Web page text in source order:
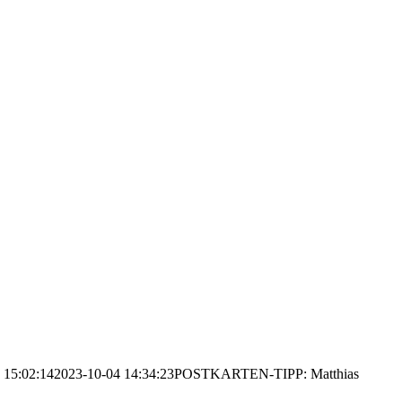
15:02:142023-10-04 14:34:23POSTKARTEN-TIPP: Matthias